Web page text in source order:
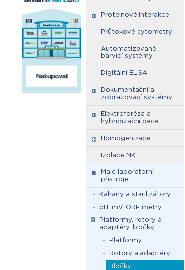
Proteinové interakce
Průtokové cytometry
Automatizované
barvicí systémy
Digitální ELISA
Dokumentační a
zobrazovací systémy
Elektroforéza a
hybridizační pece
Homogenizace
Izolace NK
Malé laboratorní
přístroje
Kahany a sterilizátory
pH, mV, ORP metry
Platformy, rotory a
adaptéry, bločky
Platformy
Rotory a adaptéry
Bločky